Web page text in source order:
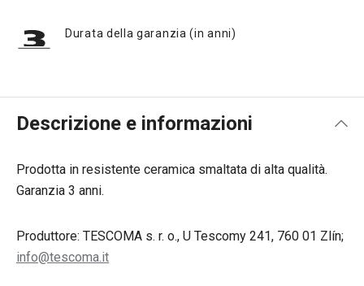
Durata della garanzia (in anni)
Descrizione e informazioni
Prodotta in resistente ceramica smaltata di alta qualità.
Garanzia 3 anni.
Produttore: TESCOMA s. r. o., U Tescomy 241, 760 01 Zlín;
info@tescoma.it